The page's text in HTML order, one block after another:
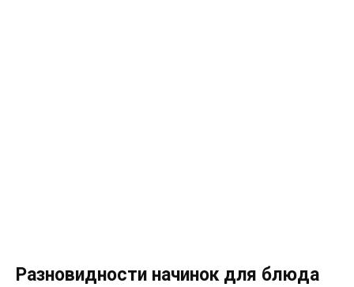
Разновидности начинок для блюда